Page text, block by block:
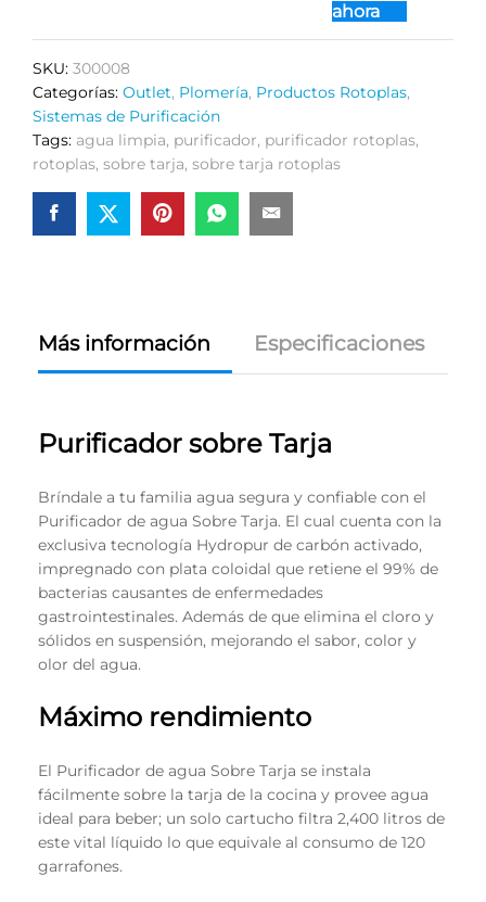
ahora
SKU: 300008
Categorías: Outlet, Plomería, Productos Rotoplas,
Sistemas de Purificación
Tags: agua limpia, purificador, purificador rotoplas,
rotoplas, sobre tarja, sobre tarja rotoplas
Más información Especificaciones
Purificador sobre Tarja
Bríndale a tu familia agua segura y confiable con el
Purificador de agua Sobre Tarja. El cual cuenta con la
exclusiva tecnología Hydropur de carbón activado,
impregnado con plata coloidal que retiene el 99% de
bacterias causantes de enfermedades
gastrointestinales. Además de que elimina el cloro y
sólidos en suspensión, mejorando el sabor, color y
olor del agua.
Máximo rendimiento
El Purificador de agua Sobre Tarja se instala
fácilmente sobre la tarja de la cocina y provee agua
ideal para beber; un solo cartucho filtra 2,400 litros de
este vital líquido lo que equivale al consumo de 120
garrafones.